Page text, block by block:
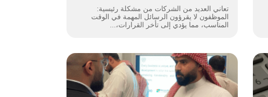
تعاني العديد من الشركات من مشكلة رئيسية:
الموظفون لا يقرؤون الرسائل المهمة في الوقت
المناسب، مما يؤدي إلى تأخر القرارات،...